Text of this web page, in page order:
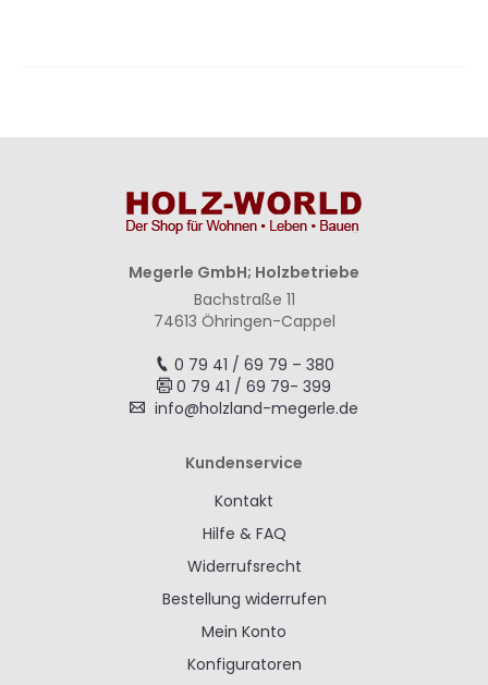
Megerle GmbH; Holzbetriebe
Bachstraße 11
74613 Öhringen-Cappel
0 79 41 / 69 79 – 380
0 79 41 / 69 79- 399
info@holzland-megerle.de
Kundenservice
Kontakt
Hilfe & FAQ
Widerrufsrecht
Bestellung widerrufen
Mein Konto
Konfiguratoren